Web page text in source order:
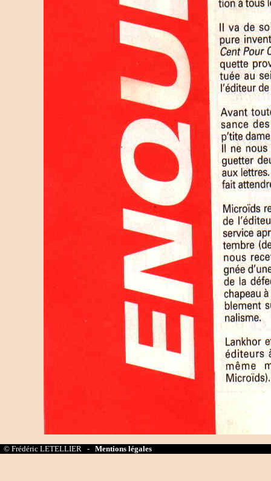
© Frédéric LETELLIER - Mentions légales